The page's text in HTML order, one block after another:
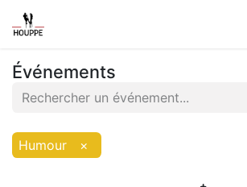
Événements
Humour ×